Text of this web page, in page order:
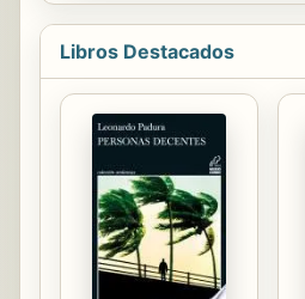
and interests,
effective
presentation,
delivery. The
Web and wider
information in
to the
engines. This
fresh
of...
Libros Destacados